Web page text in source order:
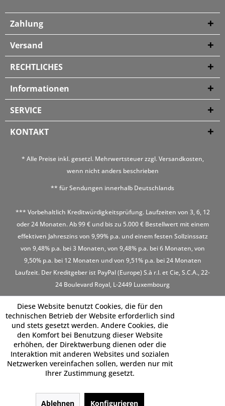
Zahlung
Versand
RECHTLICHES
Informationen
SERVICE
KONTAKT
* Alle Preise inkl. gesetzl. Mehrwertsteuer zzgl.Versandkosten,
wenn nicht anders beschrieben
** für Sendungen innerhalb Deutschlands
*** Vorbehaltlich Kreditwürdigkeitsprüfung. Laufzeiten von 3, 6, 12
oder 24 Monaten. Ab 99 € und bis zu 5.000 € Bestellwert mit einem
effektiven Jahreszins von 9,99% p.a. und einem festen Sollzinssatz
von 9,48% p.a. bei 3 Monaten, von 9,48% p.a. bei 6 Monaten, von
9,50% p.a. bei 12 Monaten und von 9,51% p.a. bei 24 Monaten
Laufzeit. Der Kreditgeber ist PayPal (Europe) S.à r.l. et Cie, S.C.A., 22-
24 Boulevard Royal, L-2449 Luxembourg
Diese Website benutzt Cookies, die für den
technischen Betrieb der Website erforderlich sind
und stets gesetzt werden. Andere Cookies, die
den Komfort bei Benutzung dieser Website
erhöhen, der Direktwerbung dienen oder die
Interaktion mit anderen Websites und sozialen
Netzwerken vereinfachen sollen, werden nur mit
Ihrer Zustimmung gesetzt.
Ablehnen Konfigurieren